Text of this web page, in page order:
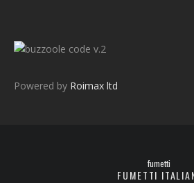
v.2
Powered by Roimax ltd
fumetti
FUMETTI